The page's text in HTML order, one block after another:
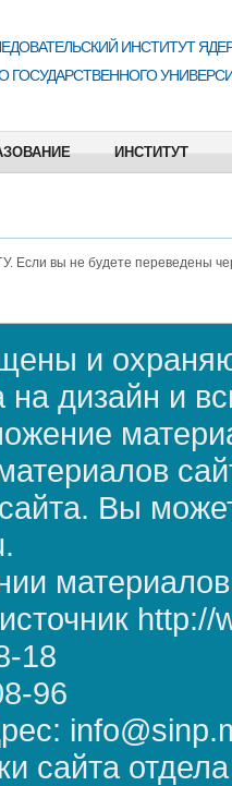
ИНСТИТУТ
ГОСУДАРСТВЕННОГО
ИНСТИТУТ
. Если вы не будете переведены
и
на дизайн и
Вы
18
96
сайта